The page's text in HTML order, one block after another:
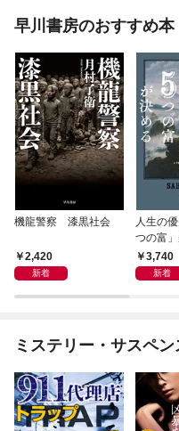
早川書房のおすすめ本
機龍警察 漆黒社会
2,420
新着
人生の
つの富
3,740
新着
ミステリー・サスペ